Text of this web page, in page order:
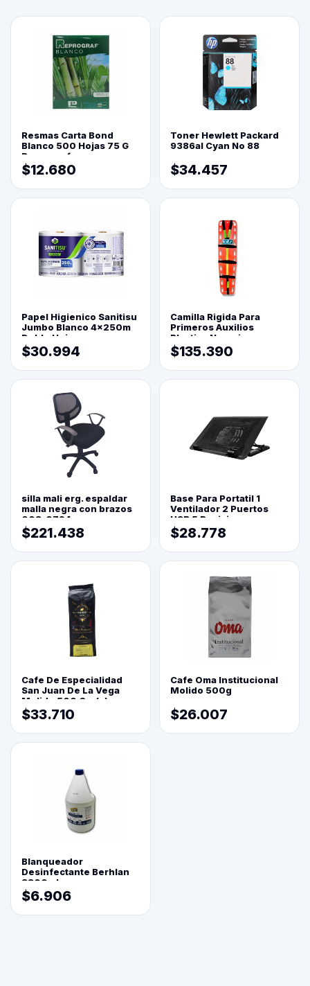
Resmas Carta Bond
Blanco 500 Hojas 75 G
Reprograf.
$12.680
Toner Hewlett Packard
9386al Cyan No 88
$34.457
Papel Higienico Sanitisu
Jumbo Blanco 4x250m
Doble Hoja
$30.994
Camilla Rigida Para
Primeros Auxilios
Plastica Naranja
$135.390
silla mali erg. espaldar
malla negra con brazos
003-0794
$221.438
Base Para Portatil 1
Ventilador 2 Puertos
USB 5 Posiciones
$28.778
Cafe De Especialidad
San Juan De La Vega
Molido 500 Grs(=)
$33.710
Cafe Oma Institucional
Molido 500g
$26.007
Blanqueador
Desinfectante Berhlan
3800ml
$6.906